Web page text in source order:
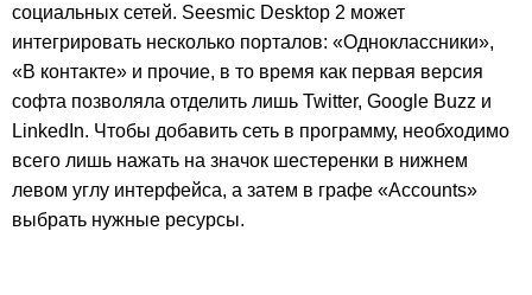
социальных сетей. Seesmic Desktop 2 может
интегрировать несколько порталов: «Одноклассники»,
«В контакте» и прочие, в то время как первая версия
софта позволяла отделить лишь Twitter, Google Buzz и
LinkedIn. Чтобы добавить сеть в программу, необходимо
всего лишь нажать на значок шестеренки в нижнем
левом углу интерфейса, а затем в графе «Accounts»
выбрать нужные ресурсы.